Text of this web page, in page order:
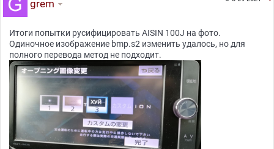
grem
Итоги попытки русифицировать AISIN 100J на фото.
Одиночное изображение bmp.s2 изменить удалось, но для
полного перевода метод не подходит.